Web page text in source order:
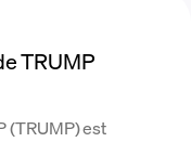
TRUMP
(TRUMP) est